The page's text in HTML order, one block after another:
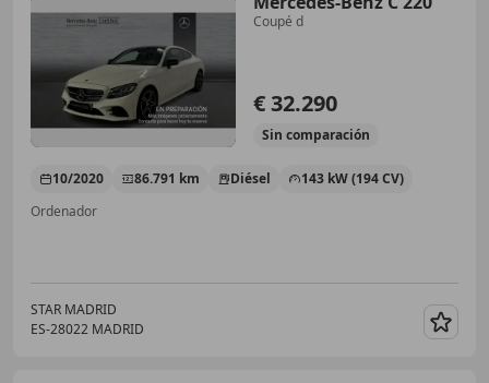
Coupé d
€ 32.290
Sin comparación
10/2020 86.791 km Diésel
143 kW (194 CV)
Ordenador
STAR MADRID
ES-28022 MADRID